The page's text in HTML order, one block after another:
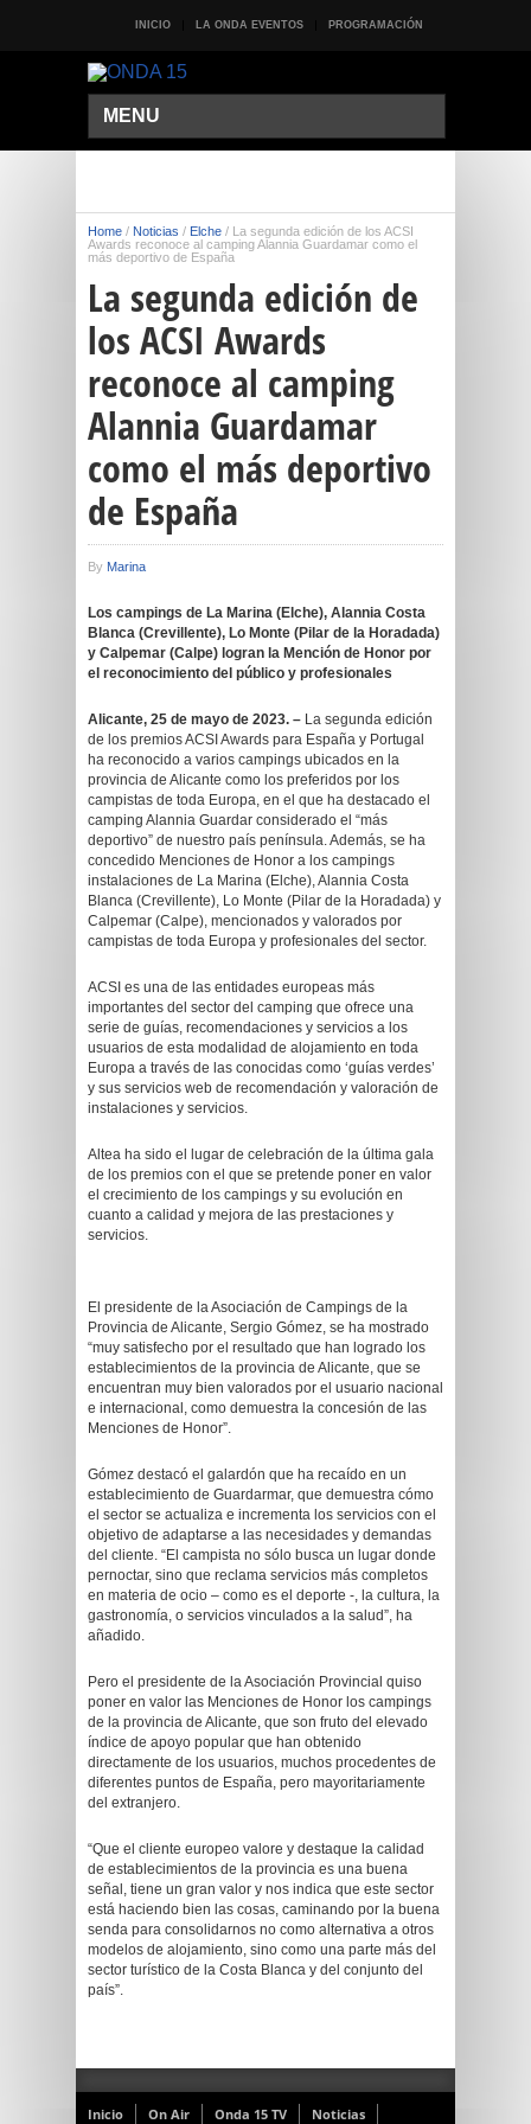
INICIO LA ONDA EVENTOS PROGRAMACIÓN
MENU
Home / Noticias / Elche / La segunda edición de los ACSI
Awards reconoce al camping Alannia Guardamar como el
más deportivo de España
La segunda edición de
los ACSI Awards
reconoce al camping
Alannia Guardamar
como el más deportivo
de España
By Marina
Los campings de La Marina (Elche), Alannia Costa
Blanca (Crevillente), Lo Monte (Pilar de la Horadada)
y Calpemar (Calpe) logran la Mención de Honor por
el reconocimiento del público y profesionales
Alicante, 25 de mayo de 2023. – La segunda edición
de los premios ACSI Awards para España y Portugal
ha reconocido a varios campings ubicados en la
provincia de Alicante como los preferidos por los
campistas de toda Europa, en el que ha destacado el
camping Alannia Guardar considerado el “más
deportivo” de nuestro país península. Además, se ha
concedido Menciones de Honor a los campings
instalaciones de La Marina (Elche), Alannia Costa
Blanca (Crevillente), Lo Monte (Pilar de la Horadada) y
Calpemar (Calpe), mencionados y valorados por
campistas de toda Europa y profesionales del sector.
ACSI es una de las entidades europeas más
importantes del sector del camping que ofrece una
serie de guías, recomendaciones y servicios a los
usuarios de esta modalidad de alojamiento en toda
Europa a través de las conocidas como ‘guías verdes’
y sus servicios web de recomendación y valoración de
instalaciones y servicios.
Altea ha sido el lugar de celebración de la última gala
de los premios con el que se pretende poner en valor
el crecimiento de los campings y su evolución en
cuanto a calidad y mejora de las prestaciones y
servicios.
El presidente de la Asociación de Campings de la
Provincia de Alicante, Sergio Gómez, se ha mostrado
“muy satisfecho por el resultado que han logrado los
establecimientos de la provincia de Alicante, que se
encuentran muy bien valorados por el usuario nacional
e internacional, como demuestra la concesión de las
Menciones de Honor”.
Gómez destacó el galardón que ha recaído en un
establecimiento de Guardarmar, que demuestra cómo
el sector se actualiza e incrementa los servicios con el
objetivo de adaptarse a las necesidades y demandas
del cliente. “El campista no sólo busca un lugar donde
pernoctar, sino que reclama servicios más completos
en materia de ocio – como es el deporte -, la cultura, la
gastronomía, o servicios vinculados a la salud”, ha
añadido.
Pero el presidente de la Asociación Provincial quiso
poner en valor las Menciones de Honor los campings
de la provincia de Alicante, que son fruto del elevado
índice de apoyo popular que han obtenido
directamente de los usuarios, muchos procedentes de
diferentes puntos de España, pero mayoritariamente
del extranjero.
“Que el cliente europeo valore y destaque la calidad
de establecimientos de la provincia es una buena
señal, tiene un gran valor y nos indica que este sector
está haciendo bien las cosas, caminando por la buena
senda para consolidarnos no como alternativa a otros
modelos de alojamiento, sino como una parte más del
sector turístico de la Costa Blanca y del conjunto del
país”.
Inicio On Air Onda 15 TV Noticias